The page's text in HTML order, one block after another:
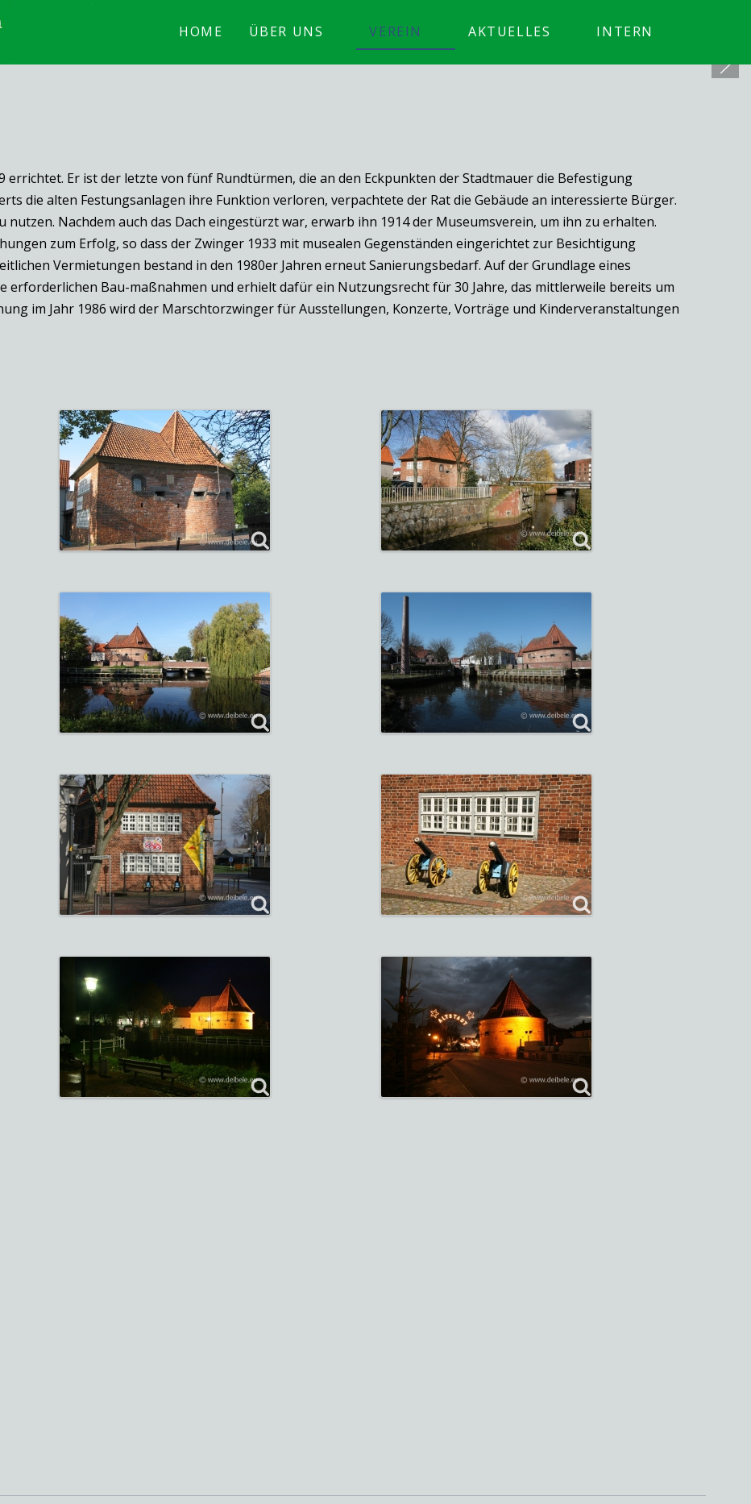
HOME ÜBER UNS VEREIN AKTUELLES INTERN
Er ist der letzte von fünf Rundtürmen, die an den Eckpunkten der Stadtmauer die Befestigung
die alten Festungsanlagen ihre Funktion verloren, verpachtete der Rat die Gebäude an interessierte Bürger.
Nachdem auch das Dach eingestürzt war, erwarb ihn 1914 der Museumsverein, um ihn zu erhalten.
zum Erfolg, so dass der Zwinger 1933 mit musealen Gegenständen eingerichtet zur Besichtigung
Vermietungen bestand in den 1980er Jahren erneut Sanierungsbedarf. Auf der Grundlage eines
erforderlichen Bau-maßnahmen und erhielt dafür ein Nutzungsrecht für 30 Jahre, das mittlerweile bereits um
im Jahr 1986 wird der Marschtorzwinger für Ausstellungen, Konzerte, Vorträge und Kinderveranstaltungen